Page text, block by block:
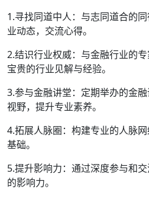
1.寻找同道中人：与志同道合的
业动态，交流心得。
2.结识行业权威：与金融行业的
宝贵的行业见解与经验。
3.参与金融讲堂：定期举办的金
视野，提升专业素养。
4.拓展人脉圈：构建专业的人脉
基础。
5.提升影响力：通过深度参与和
的影响力。